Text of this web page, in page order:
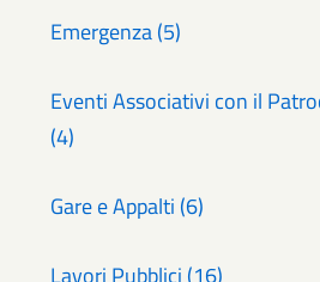
Emergenza (5)
Eventi Associativi con il
(4)
Gare e Appalti (6)